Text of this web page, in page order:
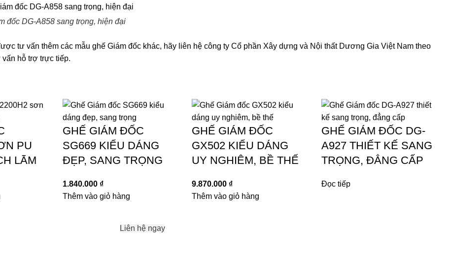
đốc DG-A858 sang trọng, hiện đại
tư vấn thêm các mẫu ghế Giám đốc khác, hãy liên hệ công ty Cổ phần Xây dựng và Nội thất Dương Gia Việt Nam theo
hỗ trợ trực tiếp.
PU
LÃM
GHẾ GIÁM ĐỐC
SG669 KIỂU DÁNG
ĐẸP, SANG TRỌNG
1.840.000 ₫
Thêm vào giỏ hàng
GHẾ GIÁM ĐỐC
GX502 KIỂU DÁNG
UY NGHIÊM, BỀ THẾ
9.870.000 ₫
Thêm vào giỏ hàng
GHẾ GIÁM ĐỐC DG-
A927 THIẾT KẾ SANG
TRỌNG, ĐẲNG CẤP
Đọc tiếp
Liên hệ ngay